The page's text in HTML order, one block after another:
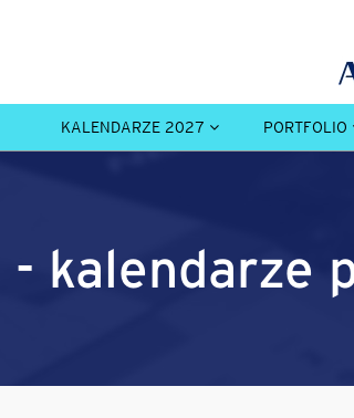
KALENDARZE 2027 PORTFOLIO
kalendarze